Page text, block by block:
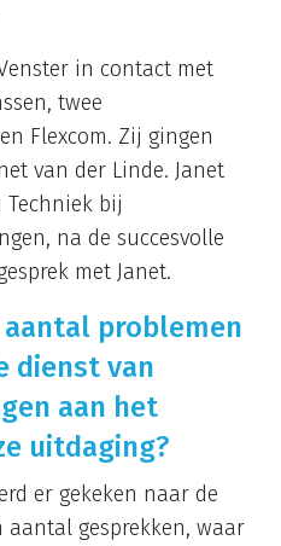
in contact met
twee
Flexcom. Zij gingen
van der Linde. Janet
bij
na de succesvolle
met Janet.
aantal problemen
dienst van
aan het
uitdaging?
er gekeken naar de
aantal gesprekken, waar